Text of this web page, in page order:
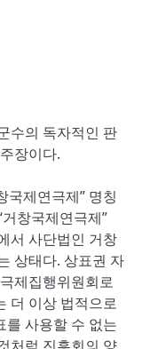
수의 독자적인 판
장이다.
국제연극제” 명칭
창국제연극제”
서 사단법인 거창
상태다. 상표권 자
제집행위원회로
더 이상 법적으로
를 사용할 수 없는